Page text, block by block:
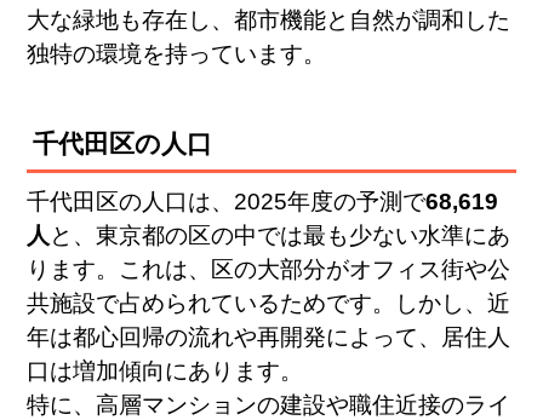
大な緑地も存在し、都市機能と自然が調和した
独特の環境を持っています。
千代田区の人口
千代田区の人口は、2025年度の予測で68,619
人 と、東京都の区の中では最も少ない水準にあ
ります。これは、区の大部分がオフィス街や公
共施設で占められているためです。しかし、近
年は都心回帰の流れや再開発によって、居住人
口は増加傾向にあります。
特に、高層マンションの建設や職住近接のライ